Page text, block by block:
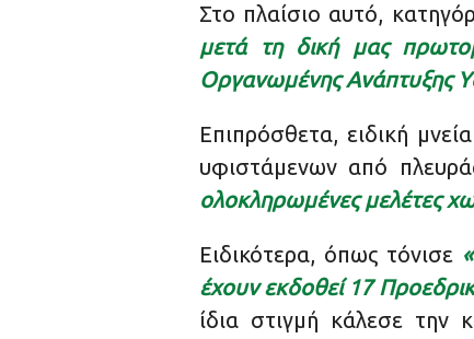
Στο πλαίσιο αυτό,
μετά τη δική μας
Οργανωμένης Ανάπτυξης
Επιπρόσθετα, ειδική
υφιστάμενων από
ολοκληρωμένες μελέτες
Ειδικότερα, όπως τόνισε
έχουν εκδοθεί 17
ίδια στιγμή κάλεσε την